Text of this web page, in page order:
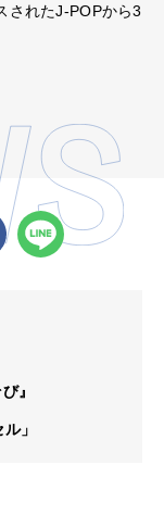
されたJ-POPから3
』
」